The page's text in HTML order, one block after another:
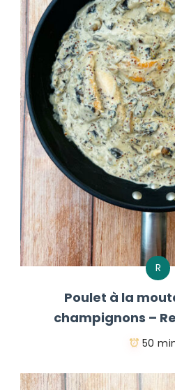
R
Poulet à la
champignons –
50